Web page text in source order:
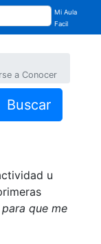
Mi Aula
Facil
a Conocer
Buscar
u
que me